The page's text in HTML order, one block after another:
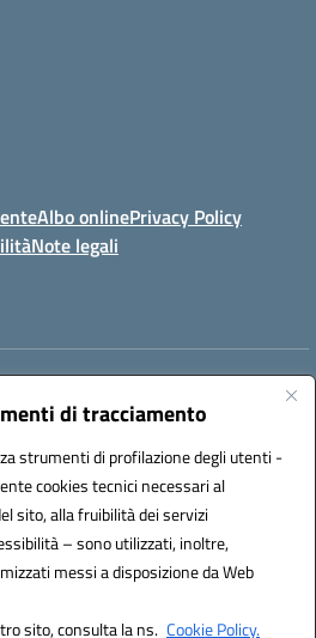
di tracciamento
strumenti di profilazione degli utenti -
cookies tecnici necessari al
sito, alla fruibilità dei servizi
– sono utilizzati, inoltre,
messi a disposizione da Web
sito, consulta la ns. Cookie Policy.
Albo onlinePrivacy Policy
Note legali
fgps040004@istruzione.it
(IPA): istsc_fgps040004
by 3D Solution S.r.l.